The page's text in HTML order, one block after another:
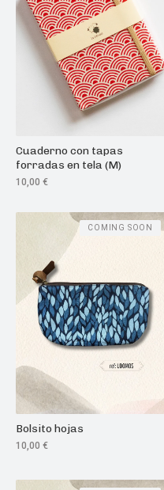
Cuaderno con tapas
forradas en tela (M)
10,00 €
Bolsito hojas
10,00 €
COMING SOON